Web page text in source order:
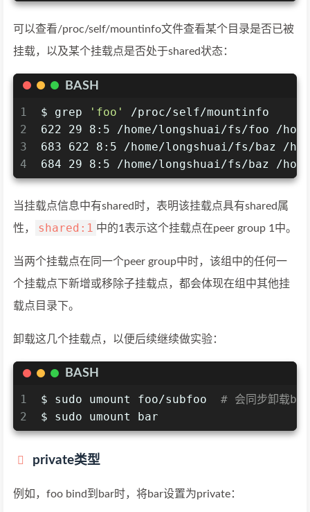
可以查看/proc/self/mountinfo文件查看某个目录是否已被
挂载，以及某个挂载点是否处于shared状态：
BASH
1
2
3
4
$ grep 'foo'
/proc/self/mountinfo
622 29 8:5 /home/longshuai/fs/foo /
683 622 8:5 /home/longshuai/fs/baz /
684 29 8:5 /home/longshuai/fs/baz /
当挂载点信息中有shared时，表明该挂载点具有shared属
性，
shared:1 中的1表示这个挂载点在peer group 1中。
当两个挂载点在同一个peer group中时，该组中的任何一
个挂载点下新增或移除子挂载点，都会体现在组中其他挂
载点目录下。
卸载这几个挂载点，以便后续继续做实验：
BASH
1
2
$ sudo umount foo/subfoo # 会同步卸载
$ sudo umount bar
private类型
例如，foo bind到bar时，将bar设置为private：